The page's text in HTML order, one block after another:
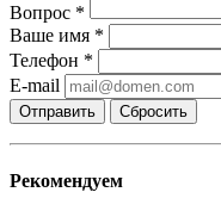
Вопрос *
Ваше имя *
Телефон *
E-mail
Сбросить
Рекомендуем